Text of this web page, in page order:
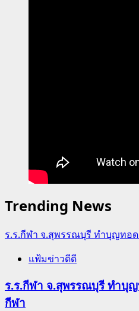
Trending News
ร.ร.กีฬา จ.สุพรรณบุรี ทำบุญทอด
แฟ้มข่าวดีดี
ร.ร.กีฬา จ.สุพรรณบุรี ทำบุ
กีฬา